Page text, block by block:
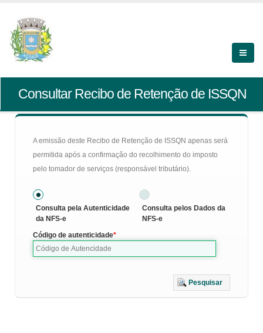
Consultar Recibo de Retenção de ISSQN
A emissão deste Recibo de Retenção de ISSQN apenas será
permitida após a confirmação do recolhimento do imposto
pelo tomador de serviços (responsável tributário).
Consulta pela Autenticidade
da NFS-e
Consulta pelos Dados da
NFS-e
Código de autenticidade
Pesquisar